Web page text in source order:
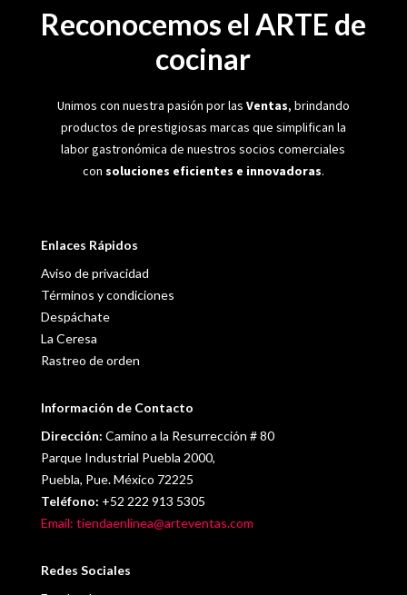
Reconocemos el ARTE de
cocinar
Unimos con nuestra pasión por las Ventas, brindando
productos de prestigiosas marcas que simplifican la
labor gastronómica de nuestros socios comerciales
con soluciones eficientes e innovadoras.
Enlaces Rápidos
Aviso de privacidad
Términos y condiciones
Despáchate
La Ceresa
Rastreo de orden
Información de Contacto
Dirección: Camino a la Resurrección # 80
Parque Industrial Puebla 2000,
Puebla, Pue. México 72225
Teléfono: +52 222 913 5305
Email: tiendaenlinea@arteventas.com
Redes Sociales